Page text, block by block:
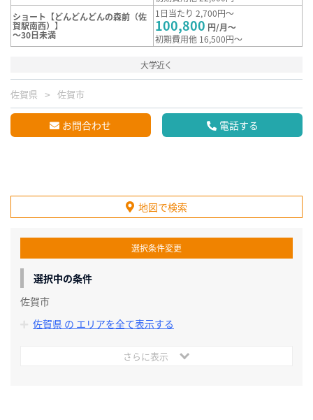
ショート【どんどんどんの森前（佐
賀駅南西）】
～30日未満
1日当たり 2,700円～
100,800 円/月～
初期費用他 16,500円～
大学近く
佐賀県 佐賀市
お問合わせ 電話する
地図で検索
選択条件変更
選択中の条件
佐賀市
佐賀県 の エリアを全て表示する
さらに表示